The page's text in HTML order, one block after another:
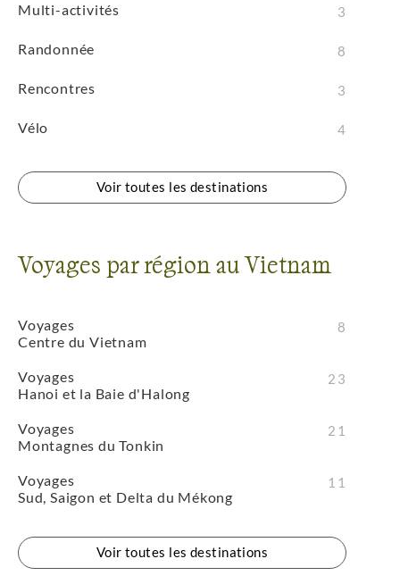
Multi-activités 3
Randonnée 8
Rencontres 3
Vélo 4
Voir toutes les destinations
Voyages par région au Vietnam
Voyages
Centre du Vietnam
8
Voyages
Hanoi et la Baie d'Halong
23
Voyages
Montagnes du Tonkin
21
Voyages
Sud, Saigon et Delta du Mékong
11
Voir toutes les destinations